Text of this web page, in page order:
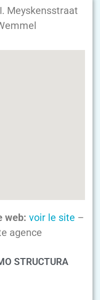
Meyskensstraat
web: voir le site –
agence
STRUCTURA